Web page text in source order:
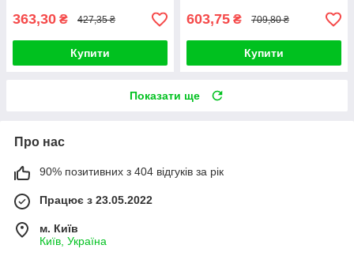
363,30 ₴ 427,35 ₴
Купити
603,75 ₴ 709,80 ₴
Купити
Показати ще
Про нас
90% позитивних з 404 відгуків за рік
Працює з 23.05.2022
м. Київ
Київ, Україна